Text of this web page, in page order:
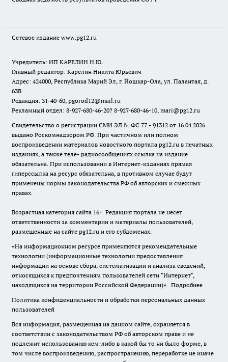
Сетевое издание www.pg12.ru
Учредитель: ИП КАРЕЛИН Н.Ю.
Главный редактор: Карелин Никита Юрьевич
Адрес: 424000, Республика Марий Эл, г. Йошкар-Ола, ул. Палантая, д.
63В
Редакция: 31-40-60, pgorod12@mail.ru
Рекламный отдел: 8-927-680-46-20? 8-927-680-46-10, mari@pg12.ru
Свидетельство о регистрации СМИ ЭЛ № ФС 77 - 91312 от 16.04.2026
выдано Роскомнадзором РФ. При частичном или полном
воспроизведении материалов новостного портала pg12.ru в печатных
изданиях, а также теле- радиосообщениях ссылка на издание
обязательна. При использовании в Интернет-изданиях прямая
гиперссылка на ресурс обязательна, в противном случае будут
применены нормы законодательства РФ об авторских и смежных
правах.
Возрастная категория сайта 16+. Редакция портала не несет
ответственности за комментарии и материалы пользователей,
размещенные на сайте pg12.ru и его субдоменах.
«На информационном ресурсе применяются рекомендательные
технологии (информационные технологии предоставления
информации на основе сбора, систематизации и анализа сведений,
относящихся к предпочтениям пользователей сети "Интернет",
находящихся на территории Российской Федерации)». Подробнее
Политика конфиденциальности и обработки персональных данных
пользователей
Вся информация, размещенная на данном сайте, охраняется в
соответствии с законодательством РФ об авторском праве и не
подлежит использованию кем-либо в какой бы то ни было форме, в
том числе воспроизведению, распространению, переработке не иначе